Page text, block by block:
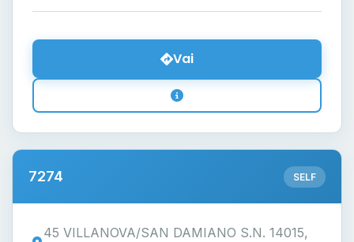
Vai
7274 SELF
45 VILLANOVA/SAN DAMIANO S.N. 14015,